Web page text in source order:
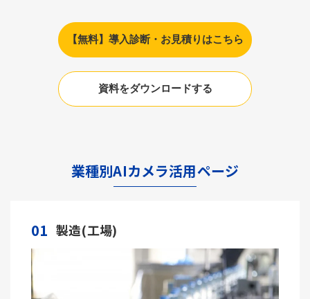
【無料】導入診断・お見積りはこちら
資料をダウンロードする
業種別AIカメラ活用ページ
01 製造(工場)